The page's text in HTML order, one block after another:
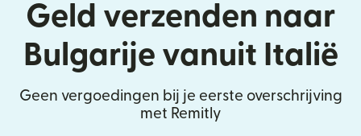
Geld verzenden naar
Bulgarije vanuit Italië
Geen vergoedingen bij je eerste overschrijving
met Remitly